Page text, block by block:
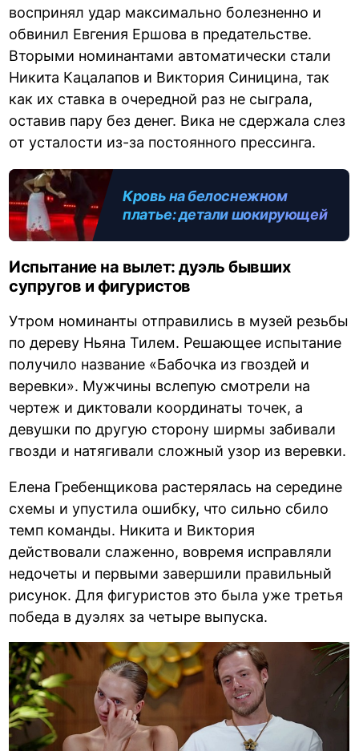
воспринял удар максимально болезненно и
обвинил Евгения Ершова в предательстве.
Вторыми номинантами автоматически стали
Никита Кацалапов и Виктория Синицина, так
как их ставка в очередной раз не сыграла,
оставив пару без денег. Вика не сдержала слез
от усталости из-за постоянного прессинга.
Кровь на белоснежном
платье: детали шокирующей
Испытание на вылет: дуэль бывших
супругов и фигуристов
Утром номинанты отправились в музей резьбы
по дереву Ньяна Тилем. Решающее испытание
получило название «Бабочка из гвоздей и
веревки». Мужчины вслепую смотрели на
чертеж и диктовали координаты точек, а
девушки по другую сторону ширмы забивали
гвозди и натягивали сложный узор из веревки.
Елена Гребенщикова растерялась на середине
схемы и упустила ошибку, что сильно сбило
темп команды. Никита и Виктория
действовали слаженно, вовремя исправляли
недочеты и первыми завершили правильный
рисунок. Для фигуристов это была уже третья
победа в дуэлях за четыре выпуска.